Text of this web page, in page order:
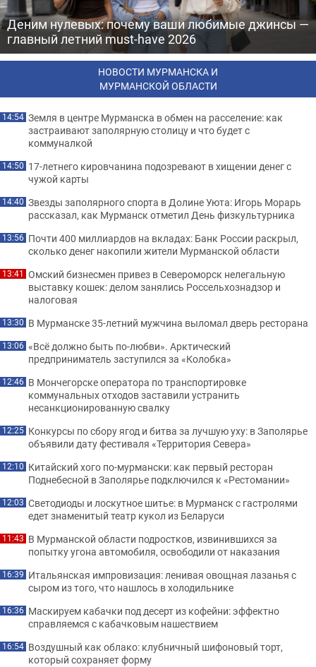
Деним нулевых: почему ваши любимые джинсы —
главный летний must-have 2026
НОВОСТИ МУРМАНСКА И
МУРМАНСКОЙ ОБЛАСТИ
14:54 Земля в центре Мурманска в обмен на расселение: как
застраивают заполярную столицу и что будет с
коммуналкой
14:50 17-летнего кировчанина подозревают в хищении денег с
чужой карты
14:40 Звезды заполярного спорта в Долине Уюта: Игорь Морарь
рассказал, как Мурманск отметил День физкультурника
13:56 Почти 400 миллиардов на вкладах: Банк России раскрыл,
сколько денег накопили жители Мурманской области
13:41 Омский бизнесмен привез в Североморск нелегальную
выставку кошек: делом занялись Россельхознадзор и
налоговая
13:30 В Мурманске 35-летний мужчина выломал дверь ресторана
13:06 «Всё должно быть по-любви». Арктический
предприниматель заступился за «Колобка»
12:46 В Мончегорске оператора по транспортировке
коммунальных отходов заставили устранить
несанкционированную свалку
12:25 Конкурсы по сбору ягод и битва за лучшую уху: в Заполярье
объявили дату фестиваля «Территория Севера»
12:10 Китайский хого по-мурмански: как первый ресторан
Поднебесной в Заполярье подключился к «Рестомании»
12:03 Светодиоды и лоскутное шитье: в Мурманск с гастролями
едет знаменитый театр кукол из Беларуси
11:43 В Мурманской области подростков, извинившихся за
попытку угона автомобиля, освободили от наказания
16:39 Итальянская импровизация: ленивая овощная лазанья с
сыром из того, что нашлось в холодильнике
16:36 Маскируем кабачки под десерт из кофейни: эффектно
справляемся с кабачковым нашествием
16:54 Воздушный как облако: клубничный шифоновый торт,
который сохраняет форму